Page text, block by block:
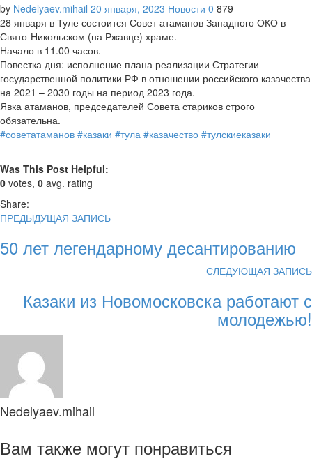
by Nedelyaev.mihail 20 января, 2023 Новости 0 879
28 января в Туле состоится Совет атаманов Западного ОКО в
Свято-Никольском (на Ржавце) храме.
Начало в 11.00 часов.
Повестка дня: исполнение плана реализации Стратегии
государственной политики РФ в отношении российского казачества
на 2021 – 2030 годы на период 2023 года.
Явка атаманов, председателей Совета стариков строго
обязательна.
#советатаманов #казаки #тула #казачество #тулскиеказаки
Was This Post Helpful:
0 votes, 0 avg. rating
Share:
ПРЕДЫДУЩАЯ ЗАПИСЬ
50 лет легендарному десантированию
СЛЕДУЮЩАЯ ЗАПИСЬ
Казаки из Новомосковска работают с
молодежью!
Nedelyaev.mihail
Вам также могут понравиться